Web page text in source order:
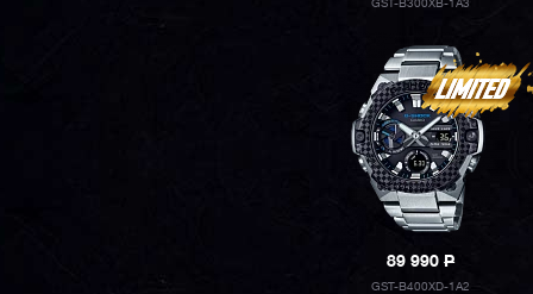
GST-B300XB-1A3
89 990P
GST-B400XD-1A2